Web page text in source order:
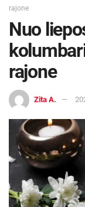
rajone
Nuo
rajone
Zita A.